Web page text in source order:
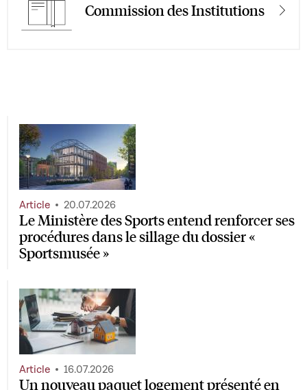
Commission des Institutions
Le Ministère des Sports entend renforcer ses
procédures dans le sillage du dossier «
Sportsmusée »
Article 20.07.2026
Un nouveau paquet logement présenté en
Article 16.07.2026